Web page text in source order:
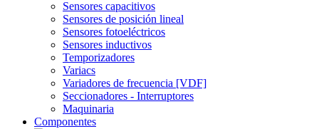
Sensores capacitivos
Sensores de posición lineal
Sensores fotoeléctricos
Sensores inductivos
Temporizadores
Variacs
Variadores de frecuencia [VDF]
Seccionadores - Interruptores
Maquinaria
Componentes